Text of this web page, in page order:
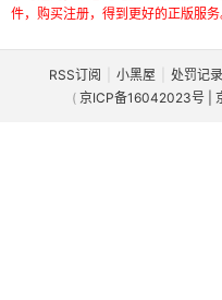
件，购买注册，得到更好的正版服
RSS订阅 小黑屋 处罚记录
( 京ICP备16042023号 |